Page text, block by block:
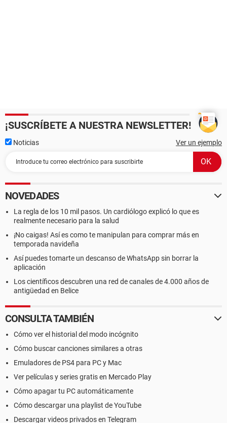
¡SUSCRÍBETE A NUESTRA NEWSLETTER!
Noticias Ver un ejemplo
NOVEDADES
La regla de los 10 mil pasos. Un cardiólogo explicó lo que es
realmente necesario para la salud
¡No caigas! Así es como te manipulan para comprar más en
temporada navideña
Así puedes tomarte un descanso de WhatsApp sin borrar la
aplicación
Los científicos descubren una red de canales de 4.000 años de
antigüedad en Belice
CONSULTA TAMBIÉN
Cómo ver el historial del modo incógnito
Cómo buscar canciones similares a otras
Emuladores de PS4 para PC y Mac
Ver películas y series gratis en Mercado Play
Cómo apagar tu PC automáticamente
Cómo descargar una playlist de YouTube
Descargar videos privados en Telegram